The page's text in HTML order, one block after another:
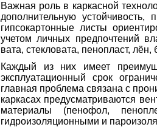
Важная роль в каркасной
дополнительную
гипсокартонные листы
учетом личных предпочтений
вата, стекловата, пенопласт, лён,
Каждый из них имеет
эксплуатационный срок
главная проблема связана с
каркасах предусматриваются
материалы (пенофол,
гидроизоляционными и